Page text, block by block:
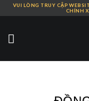
Skip
content
VUI LÒNG TRUY CẬP
CHÍNH